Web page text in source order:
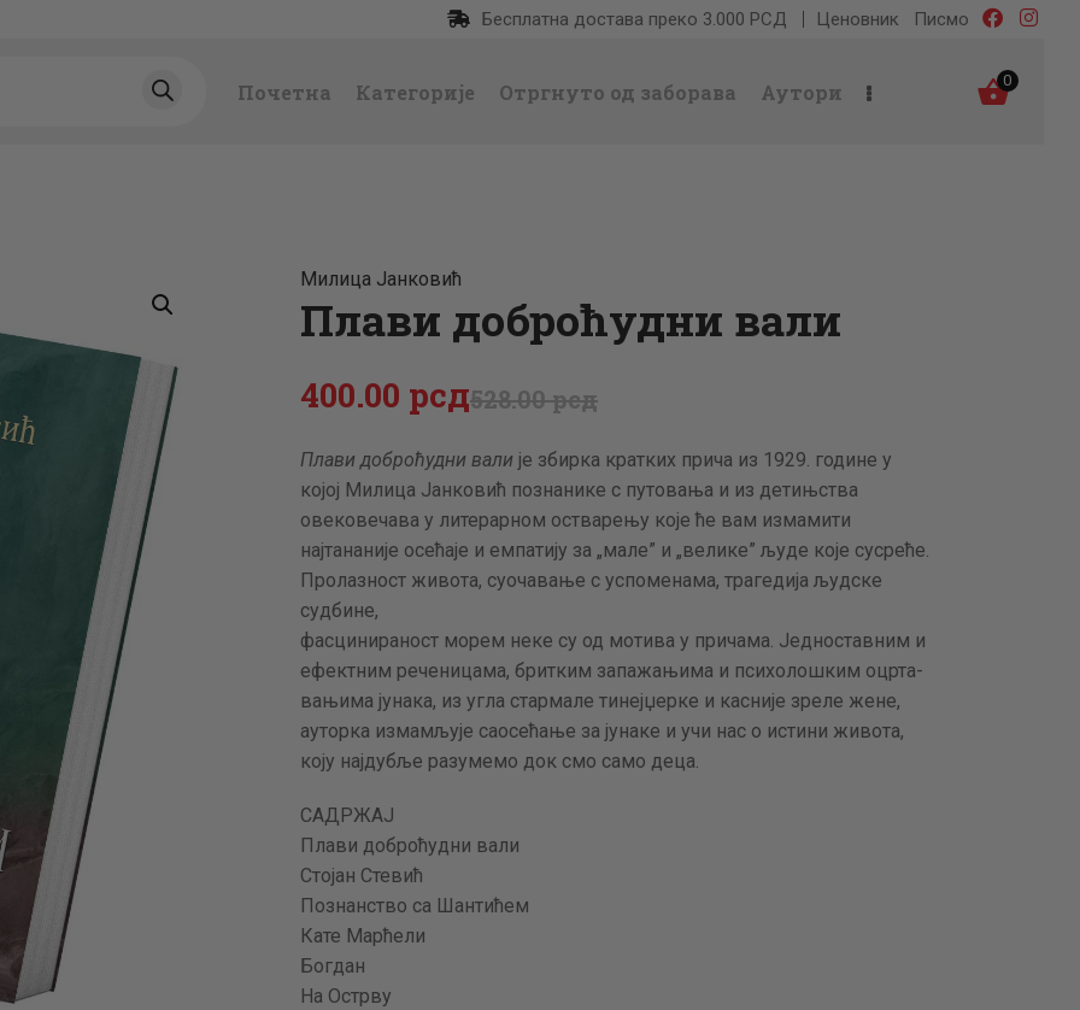
Бесплатна достава преко 3.000 РСД Ценовник Писмо
Почетна Категорије Отргнуто од заборава Аутори 0
КАТЕГОРИЈЕ
НОВЕ КЊИГЕ
ОТРГНУТО ОД
ЗАБОРАВА
АУТОРИ
АКТУЕЛНОСТИ
ЦЕНОВНИК
ПИСМО
Милица Јанковић
Плави доброћудни вали
528.00рсд
400.00 рсд
Плави доброћудни вали је збирка кратких прича из 1929. године у
којој Милица Јанковић познанике с путовања и из детињства
овековечава у литерарном остварењу које ће вам измамити
најтананије осећаје и емпа­тију за „мале” и „велике” људе које сусреће.
Пролазност живота, суочавање с успоменама, трагедија људске
судбине,
фасцинираност морем неке су од мотива у причама. Једноставним и
ефектним реченицама, бритким запажањима и психолошким оцрта­­
вањима јунака, из угла стармале тинејџерке и касније зреле жене,
ауторка измамљује саосећање за јунаке и учи нас о истини живота,
коју најдубље разумемо док смо само деца.
САДРЖАЈ
Плави доброћудни вали
Стојан Стевић
Познанство са Шантићем
Кате Марћели
Богдан
На Острву